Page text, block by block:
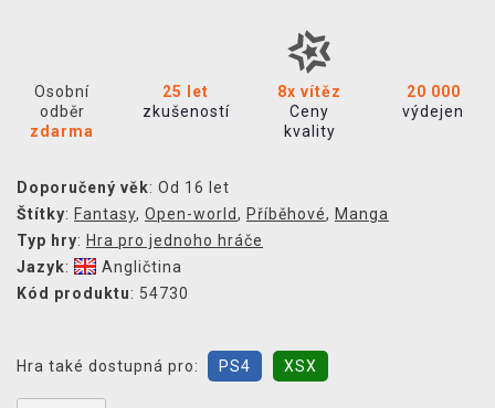
Osobní
odběr
zdarma
25 let
zkušeností
8x vítěz
Ceny
kvality
20 000
výdejen
Doporučený věk: Od 16 let
Štítky: Fantasy, Open-world, Příběhové, Manga
Typ hry: Hra pro jednoho hráče
Jazyk:
Angličtina
Kód produktu: 54730
Hra také dostupná pro: PS4 XSX